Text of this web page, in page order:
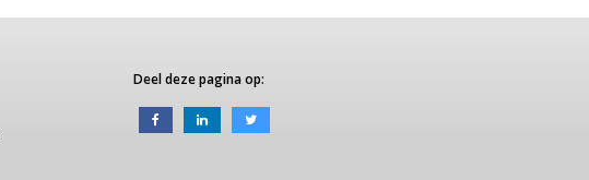
Deel deze pagina op: